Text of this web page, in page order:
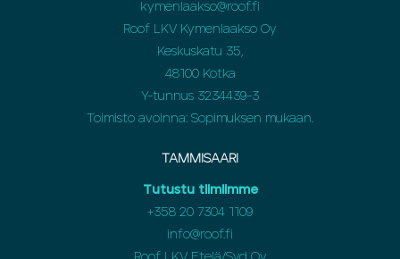
kymenlaakso@roof.fi
Roof LKV Kymenlaakso Oy
Keskuskatu 35,
48100 Kotka
Y-tunnus 3234439-3
Toimisto avoinna: Sopimuksen mukaan.
TAMMISAARI
Tutustu tiimiimme
+358 20 7304 1109
info@roof.fi